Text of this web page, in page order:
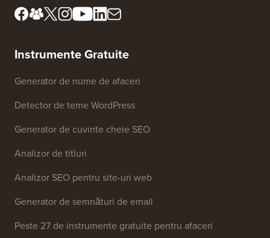
Cunoaște consiliul nostru
de revizuire
Presă & Resurse de brand
Instrumente Gratuite
Generator de nume de afaceri
Detector de teme WordPress
Generator de cuvinte cheie SEO